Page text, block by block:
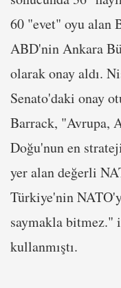
60 "evet" oyu alan
ABD'nin Ankara
olarak onay aldı.
Senato'daki onay
Barrack, "Avrupa,
Doğu'nun en
yer alan değerli
Türkiye'nin
saymakla bitmez."
kullanmıştı.